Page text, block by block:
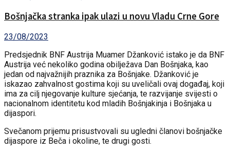
Bošnjačka stranka ipak ulazi u novu Vladu Crne Gore
23/08/2023
Predsjednik BNF Austrija Muamer Džanković istako je da BNF
Austrija već nekoliko godina obilježava Dan Bošnjaka, kao
jedan od najvažnijih praznika za Bošnjake. Džanković je
iskazao zahvalnost gostima koji su uveličali ovaj događaj, koji
ima za cilj njegovanje kulture sjećanja, te razvijanje svijesti o
nacionalnom identitetu kod mladih Bošnjakinja i Bošnjaka u
dijaspori.
Svečanom prijemu prisustvovali su ugledni članovi bošnjačke
dijaspore iz Beča i okoline, te drugi gosti.